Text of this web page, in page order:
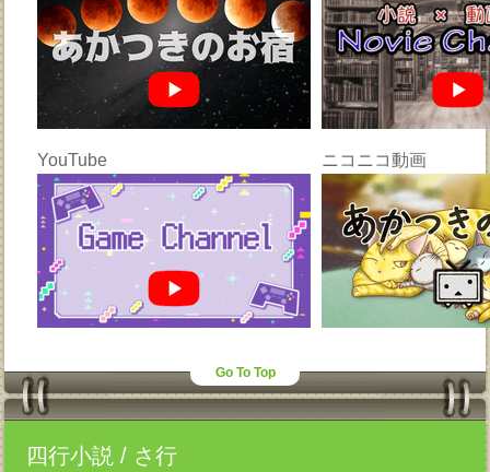
YouTube ニコニコ動画
Go To Top
四行小説 / さ行